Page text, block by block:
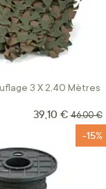
3 X 2,40 Mètres
Prix Spécial
39,10 € Prix
46,00 €
-15%